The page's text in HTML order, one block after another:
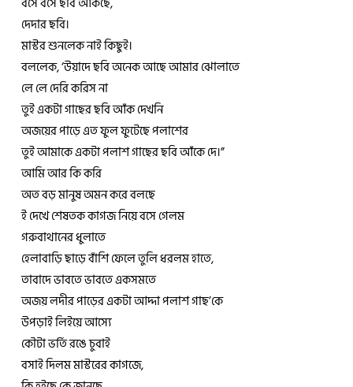
দেদার ছবি।
মাস্টর শুনলেক নাই কিছুই।
বললেক, ‘উয়াদে ছবি অনেক আছে আমার ঝোলাতে
লে লে দেরি করিস না
তুই একটা গাছের ছবি আঁক দেখনি
অজয়ের পাড়ে এত ফুল ফুটেছে পলাশের
তুই আমাকে একটা পলাশ গাছের ছবি আঁকে দে।”
আমি আর কি করি
অত বড় মানুষ অমন করে বলছে
ই দেখে শেষতক কাগজ নিয়ে বসে গেলম
গরুবাথানের ধুলাতে
হেলাবাড়ি ছাড়ে বাঁশি ফেলে তুলি ধরলম হাতে,
তাবাদে ভাবতে ভাবতে একসমতে
অজয় লদীর পাড়ের একটা আদ্দা পলাশ গাছ’কে
উপড়াই লিইয়ে আস্যে
কৌটা ভর্তি রঙে চুবাই
বসাই দিলম মাস্টরের কাগজে,